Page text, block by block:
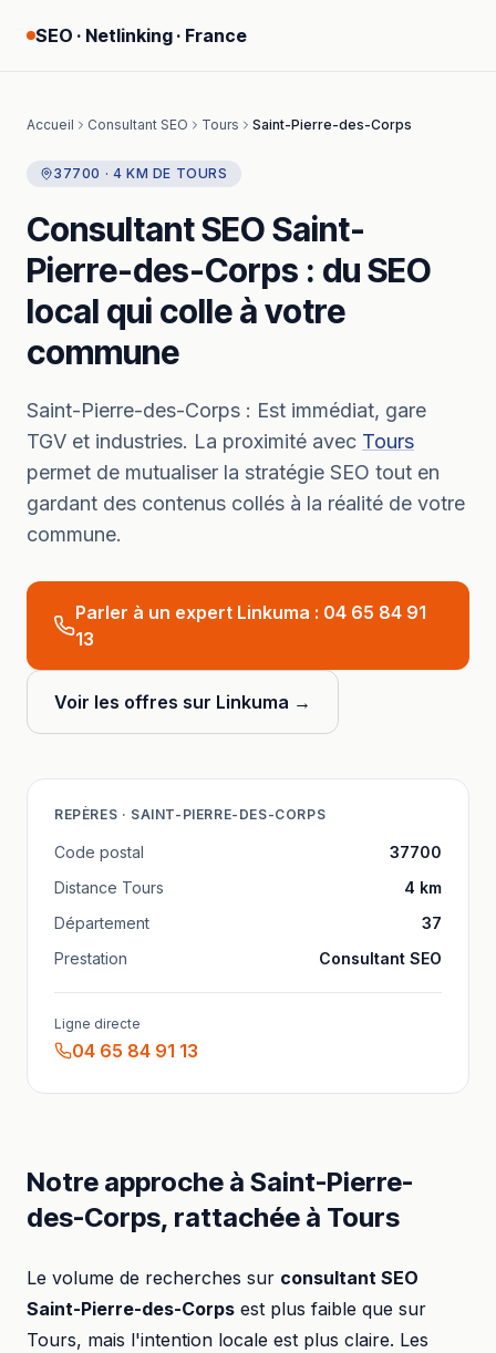
SEO · Netlinking · France
Accueil Consultant SEO Tours Saint-Pierre-des-Corps
37700 · 4 KM DE TOURS
Consultant SEOSaint-
Pierre-des-Corps : du SEO
local qui colle à votre
commune
Saint-Pierre-des-Corps : Est immédiat, gare
TGV et industries. La proximité avec Tours
permet de mutualiser la stratégie SEO tout en
gardant des contenus collés à la réalité de votre
commune.
Parler à un expert Linkuma : 04 65 84 91
13
Voir les offres sur Linkuma →
REPÈRES · SAINT-PIERRE-DES-CORPS
Code postal
37700
Distance Tours 4 km
Département
37
Prestation
Consultant SEO
Ligne directe
04 65 84 91 13
Notre approche à Saint-Pierre-
des-Corps, rattachée à Tours
Le volume de recherches sur consultant SEO
Saint-Pierre-des-Corps est plus faible que sur
Tours, mais l'intention locale est plus claire. Les